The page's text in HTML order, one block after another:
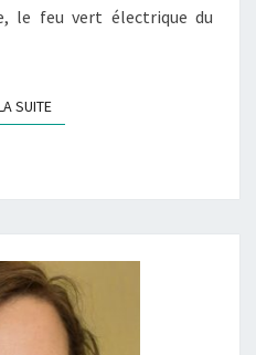
le feu vert électrique du
SUITELIRE LA SUITE